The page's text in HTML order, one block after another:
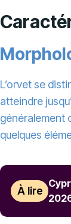
L’orvet se
atteindre
généralement
quelques
À lire